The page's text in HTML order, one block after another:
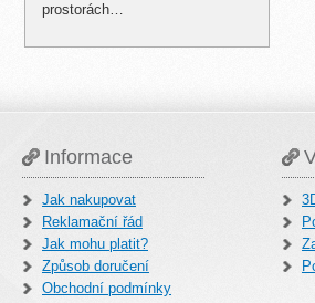
prostorách…
Informace
Jak nakupovat
Reklamační řád
Jak mohu platit?
Způsob doručení
Obchodní podmínky